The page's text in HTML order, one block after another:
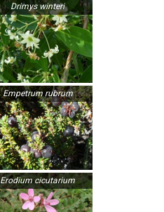
Drimys winteri
Empetrum rubrum
Erodium cicutarium